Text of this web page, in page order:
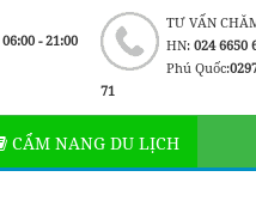
TƯ VẤN
HN: 024 6650
Phú Quốc:
71
06:00 - 21:00
CẨM NANG DU LỊCH